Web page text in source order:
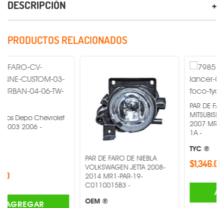
DESCRIPCIÓN
PRODUCTOS RELACIONADOS
PAR DE FARO DE NIEBLA
VOLKSWAGEN JETTA 2008-
2014 MR1-PAR-19-
C0110015B3 -
PAR DE FARO DE
MITSUBISHI LANCER
2007 MR1-PAR-19-
$1,346.00
AGREGAR